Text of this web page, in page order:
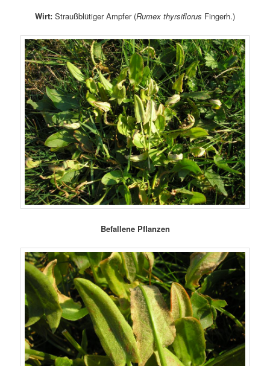
Wirt: Straußblütiger Ampfer (Rumex thyrsiflorus Fingerh.)
Befallene Pflanzen